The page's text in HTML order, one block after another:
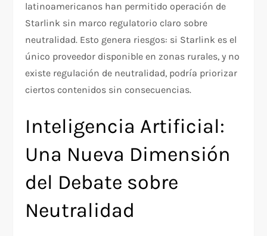
latinoamericanos han permitido operación de
Starlink sin marco regulatorio claro sobre
neutralidad. Esto genera riesgos: si Starlink es el
único proveedor disponible en zonas rurales, y no
existe regulación de neutralidad, podría priorizar
ciertos contenidos sin consecuencias.​
Inteligencia Artificial:
Una Nueva Dimensión
del Debate sobre
Neutralidad